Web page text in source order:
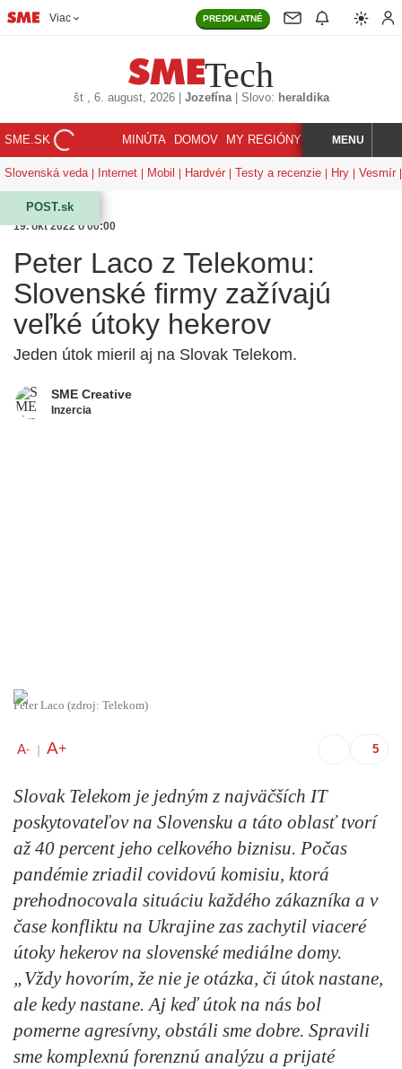
Viac PREDPLATNÉ
Tech
št, 6. august, 2026| Jozefína| Slovo: heraldika
SME.SK MINÚTA DOMOV MY REGIÓNY KORZÁR
HĽADAJMENU
Slovenská veda Internet Mobil Hardvér Testy a recenzie Hry Vesmír
POST.sk
19. okt 2022 o 00:00
Peter Laco z Telekomu:
Slovenské firmy zažívajú
veľké útoky hekerov
Jeden útok mieril aj na Slovak Telekom.
SME Creative
Inzercia
Peter Laco (zdroj: Telekom)
A- A+
Slovak Telekom je jedným z najväčších IT
poskytovateľov na Slovensku a táto oblasť tvorí
až 40 percent jeho celkového biznisu. Počas
pandémie zriadil covidovú komisiu, ktorá
prehodnocovala situáciu každého zákazníka a v
čase konfliktu na Ukrajine zas zachytil viaceré
útoky hekerov na slovenské mediálne domy.
„Vždy hovorím, že nie je otázka, či útok nastane,
ale kedy nastane. Aj keď útok na nás bol
pomerne agresívny, obstáli sme dobre. Spravili
sme komplexnú forenznú analýzu a prijaté